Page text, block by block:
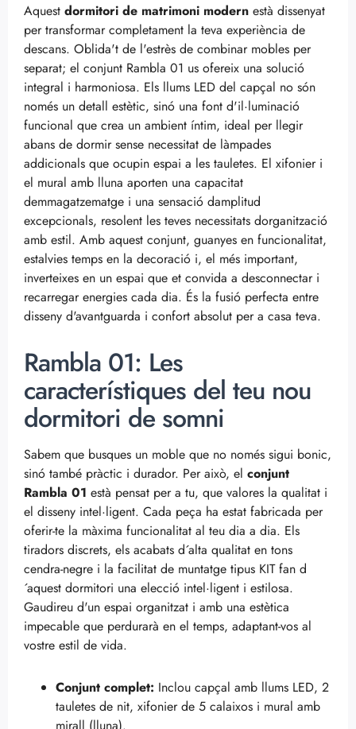
Aquest dormitori de matrimoni modern està dissenyat
per transformar completament la teva experiència de
descans. Oblida't de l'estrès de combinar mobles per
separat; el conjunt Rambla 01 us ofereix una solució
integral i harmoniosa. Els llums LED del capçal no són
només un detall estètic, sinó una font d'il·luminació
funcional que crea un ambient íntim, ideal per llegir
abans de dormir sense necessitat de làmpades
addicionals que ocupin espai a les tauletes. El xifonier i
el mural amb lluna aporten una capacitat
demmagatzematge i una sensació damplitud
excepcionals, resolent les teves necessitats dorganització
amb estil. Amb aquest conjunt, guanyes en funcionalitat,
estalvies temps en la decoració i, el més important,
inverteixes en un espai que et convida a desconnectar i
recarregar energies cada dia. És la fusió perfecta entre
disseny d'avantguarda i confort absolut per a casa teva.
Rambla 01: Les
característiques del teu nou
dormitori de somni
Sabem que busques un moble que no només sigui bonic,
sinó també pràctic i durador. Per això, el conjunt
Rambla 01 està pensat per a tu, que valores la qualitat i
el disseny intel·ligent. Cada peça ha estat fabricada per
oferir-te la màxima funcionalitat al teu dia a dia. Els
tiradors discrets, els acabats d´alta qualitat en tons
cendra-negre i la facilitat de muntatge tipus KIT fan d
´aquest dormitori una elecció intel·ligent i estilosa.
Gaudireu d'un espai organitzat i amb una estètica
impecable que perdurarà en el temps, adaptant-vos al
vostre estil de vida.
Conjunt complet: Inclou capçal amb llums LED, 2
tauletes de nit, xifonier de 5 calaixos i mural amb